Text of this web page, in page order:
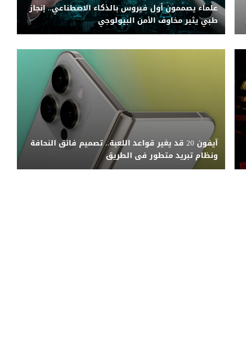
علماء يصممون أول فيروس بالذكاء الاصطناعي.. إنجاز
طبي يثير مخاوف الأمن البيولوجي
آيفون 20 قد يغير قواعد اللعبة.. تصميم فائق النحافة
ونظام تبريد متطور فى الطريق